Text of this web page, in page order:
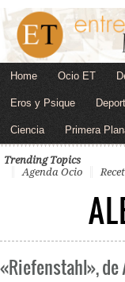
Home Ocio ET
Eros y Psique
Ciencia Primera
Trending Topics
Agenda Ocio
«Riefenstahl», de